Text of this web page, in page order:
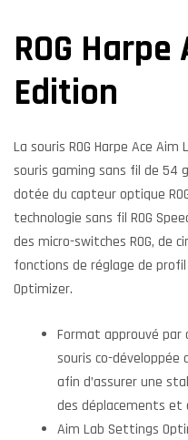
ROG
Edition
La souris ROG Harpe Ace
souris gaming sans fil de 54
dotée du capteur optique
technologie sans fil ROG
des micro-switches ROG, de
fonctions de réglage de
Optimizer.
Format approuvé par
souris co-développée
afin d’assurer une
des déplacements et
Aim Lab Settings